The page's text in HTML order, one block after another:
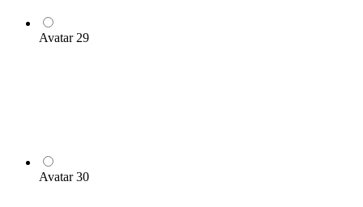
Avatar 29
Avatar 30